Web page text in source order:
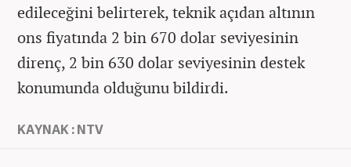
edileceğini belirterek, teknik açıdan altının
ons fiyatında 2 bin 670 dolar seviyesinin
direnç, 2 bin 630 dolar seviyesinin destek
konumunda olduğunu bildirdi.
KAYNAK : NTV